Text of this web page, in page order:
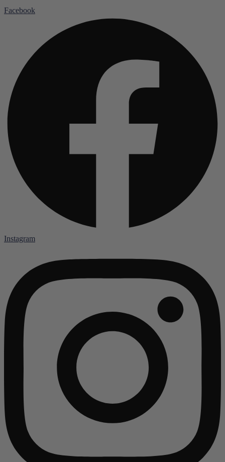
Facebook
Instagram